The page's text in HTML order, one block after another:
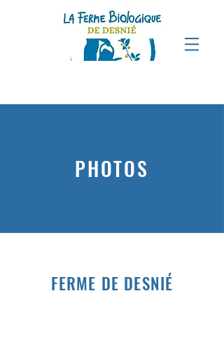
PHOTOS
FERME DE DESNIÉ